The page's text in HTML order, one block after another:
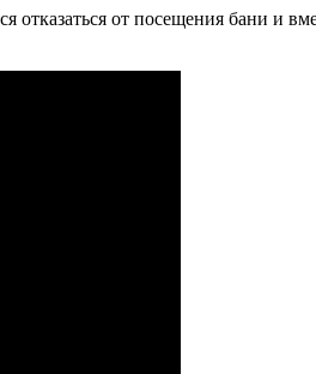
отказаться от посещения бани и